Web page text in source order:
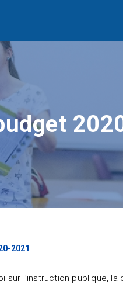
2021
sur l’instruction publique,